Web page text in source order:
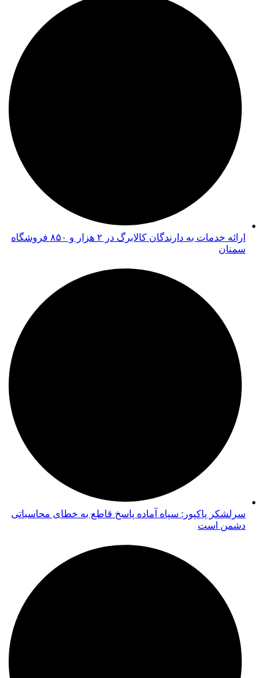
ارائه خدمات به دارندگان کالابرگ در ۲ هزار و ۸۵۰ فروشگاه
سمنان
سرلشکر پاکپور: سپاه آماده پاسخ قاطع به خطای محاسباتی
دشمن است